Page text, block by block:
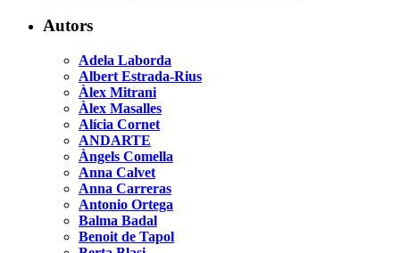
Autors
Adela Laborda
Albert Estrada-Rius
Àlex Mitrani
Àlex Masalles
Alícia Cornet
ANDARTE
Àngels Comella
Anna Calvet
Anna Carreras
Antonio Ortega
Balma Badal
Benoit de Tapol